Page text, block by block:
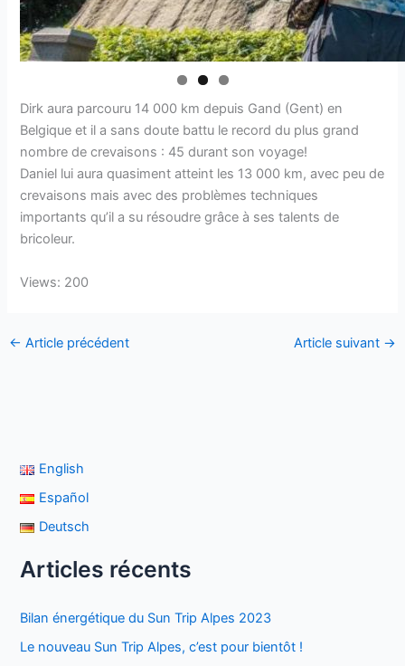
Dirk aura parcouru 14 000 km depuis Gand (Gent) en
Belgique et il a sans doute battu le record du plus grand
nombre de crevaisons : 45 durant son voyage!
Daniel lui aura quasiment atteint les 13 000 km, avec peu de
crevaisons mais avec des problèmes techniques
importants qu’il a su résoudre grâce à ses talents de
bricoleur.
Views: 200
← Article précédent Article suivant →
English
Español
Deutsch
Articles récents
Bilan énergétique du Sun Trip Alpes 2023
Le nouveau Sun Trip Alpes, c’est pour bientôt !